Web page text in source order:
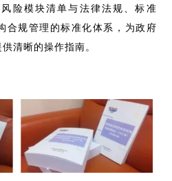
险模块清单与法律法规、标准
合规管理的标准化体系，为政府
清晰的操作指南。